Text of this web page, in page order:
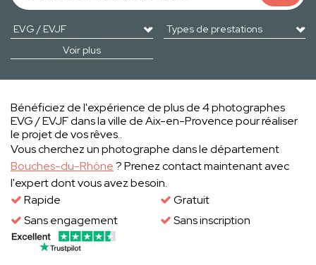
Voir plus
Bénéficiez de l'expérience de plus de 4 photographes
EVG / EVJF dans la ville de Aix-en-Provence pour réaliser
le projet de vos rêves..
Vous cherchez un photographe dans le département
Bouches-du-Rhône? Prenez contact maintenant avec
l'expert dont vous avez besoin.
Rapide
Gratuit
Sans engagement
Sans inscription